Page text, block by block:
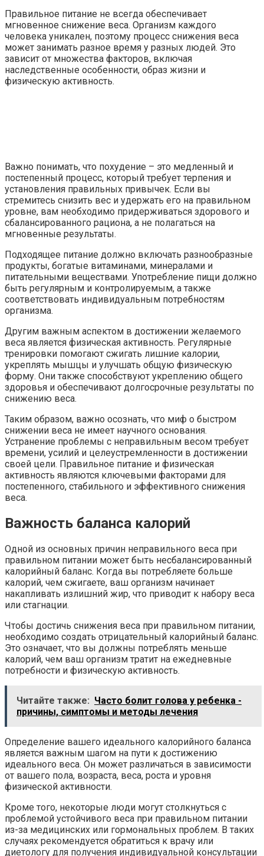
Правильное питание не всегда обеспечивает
мгновенное снижение веса. Организм каждого
человека уникален, поэтому процесс снижения веса
может занимать разное время у разных людей. Это
зависит от множества факторов, включая
наследственные особенности, образ жизни и
физическую активность.
Важно понимать, что похудение – это медленный и
постепенный процесс, который требует терпения и
установления правильных привычек. Если вы
стремитесь снизить вес и удержать его на правильном
уровне, вам необходимо придерживаться здорового и
сбалансированного рациона, а не полагаться на
мгновенные результаты.
Подходящее питание должно включать разнообразные
продукты, богатые витаминами, минералами и
питательными веществами. Употребление пищи должно
быть регулярным и контролируемым, а также
соответствовать индивидуальным потребностям
организма.
Другим важным аспектом в достижении желаемого
веса является физическая активность. Регулярные
тренировки помогают сжигать лишние калории,
укреплять мышцы и улучшать общую физическую
форму. Они также способствуют укреплению общего
здоровья и обеспечивают долгосрочные результаты по
снижению веса.
Таким образом, важно осознать, что миф о быстром
снижении веса не имеет научного основания.
Устранение проблемы с неправильным весом требует
времени, усилий и целеустремленности в достижении
своей цели. Правильное питание и физическая
активность являются ключевыми факторами для
постепенного, стабильного и эффективного снижения
веса.
Важность баланса калорий
Одной из основных причин неправильного веса при
правильном питании может быть несбалансированный
калорийный баланс. Когда вы потребляете больше
калорий, чем сжигаете, ваш организм начинает
накапливать излишний жир, что приводит к набору веса
или стагнации.
Чтобы достичь снижения веса при правильном питании,
необходимо создать отрицательный калорийный баланс.
Это означает, что вы должны потреблять меньше
калорий, чем ваш организм тратит на ежедневные
потребности и физическую активность.
Читайте также: Часто болит голова у ребенка -
причины, симптомы и методы лечения
Определение вашего идеального калорийного баланса
является важным шагом на пути к достижению
идеального веса. Он может различаться в зависимости
от вашего пола, возраста, веса, роста и уровня
физической активности.
Кроме того, некоторые люди могут столкнуться с
проблемой устойчивого веса при правильном питании
из-за медицинских или гормональных проблем. В таких
случаях рекомендуется обратиться к врачу или
диетологу для получения индивидуальной консультации